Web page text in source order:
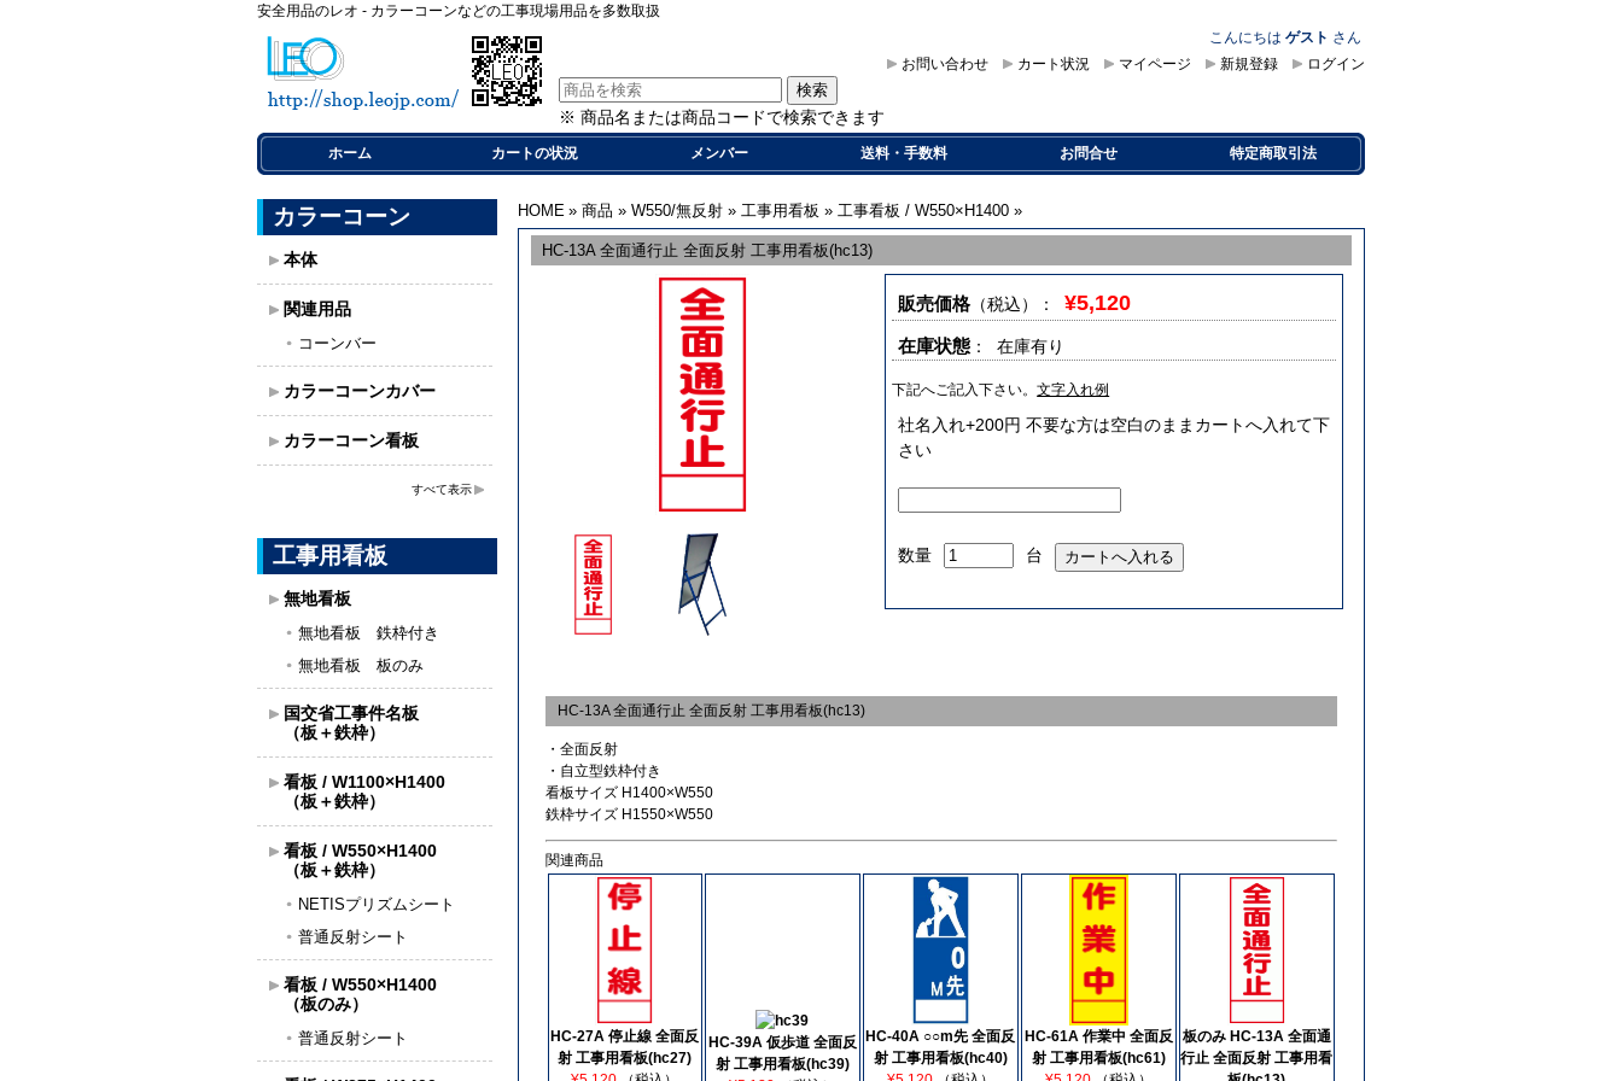
安全用品のレオ - カラーコーンなどの工事現場用品を多数取扱
こんにちは ゲスト さん
ログイン
新規登録
マイページ
カート状況
お問い合わせ
※ 商品名または商品コードで検索できます
ホーム カートの状況 メンバー 送料・手数料 お問合せ 特定商取引法
カラーコーン
本体
関連用品
コーンバー
カラーコーンカバー
カラーコーン看板
すべて表示
工事用看板
無地看板
無地看板 鉄枠付き
無地看板 板のみ
国交省工事件名板
（板＋鉄枠）
看板 / W1100×H1400
（板＋鉄枠）
看板 / W550×H1400
（板＋鉄枠）
NETISプリズムシート
普通反射シート
看板 / W550×H1400
（板のみ）
普通反射シート
HOME » 商品 » W550/無反射 » 工事用看板 » 工事看板 / W550×H1400 »
HC-13A 全面通行止 全面反射 工事用看板(hc13)
販売価格 （税込） ：¥5,120
在庫状態 ： 在庫有り
下記へご記入下さい。文字入れ例
社名入れ+200円 不要な方は空白のままカートへ入れて下
さい
数量 台
HC-13A 全面通行止 全面反射 工事用看板(hc13)
・全面反射
・自立型鉄枠付き
看板サイズ H1400×W550
鉄枠サイズ H1550×W550
関連商品
HC-27A 停止線 全面反
射 工事用看板(hc27)
HC-39A 仮歩道 全面反
射 工事用看板(hc39)
HC-40A ○○m先 全面反
射 工事用看板(hc40)
HC-61A 作業中 全面反
射 工事用看板(hc61)
板のみ HC-13A 全面通
行止 全面反射 工事用看